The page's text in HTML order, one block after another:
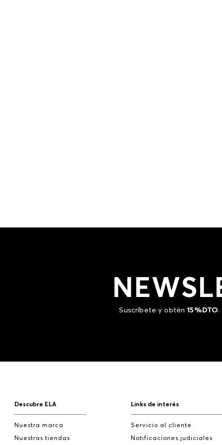
Suscríbete y obtén15%DTO.
Descubre ELA
Nuestra marca
Nuestras tiendas
Links de interés
Servicio al cliente
Notificaciones judiciales